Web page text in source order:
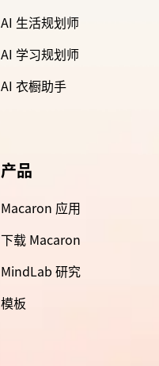
AI 生活规划师
AI 学习规划师
AI 衣橱助手
产品
Macaron 应用
下载 Macaron
MindLab 研究
模板